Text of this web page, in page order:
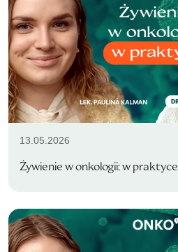
13.05.2026
Żywienie w onkologii: w praktyce